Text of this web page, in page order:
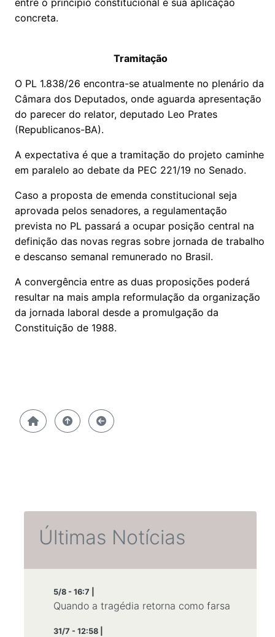
entre o princípio constitucional e sua aplicação
concreta.
Tramitação
O PL 1.838/26 encontra-se atualmente no plenário da
Câmara dos Deputados, onde aguarda apresentação
do parecer do relator, deputado Leo Prates
(Republicanos-BA).
A expectativa é que a tramitação do projeto caminhe
em paralelo ao debate da PEC 221/19 no Senado.
Caso a proposta de emenda constitucional seja
aprovada pelos senadores, a regulamentação
prevista no PL passará a ocupar posição central na
definição das novas regras sobre jornada de trabalho
e descanso semanal remunerado no Brasil.
A convergência entre as duas proposições poderá
resultar na mais ampla reformulação da organização
da jornada laboral desde a promulgação da
Constituição de 1988.
Últimas Notícias
5/8 - 16:7 |
Quando a tragédia retorna como farsa
31/7 - 12:58 |